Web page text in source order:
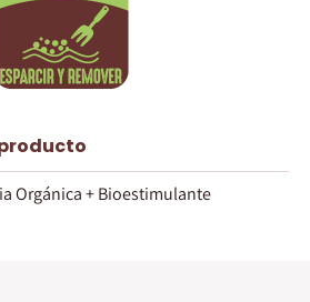
Orgánica + Bioestimulante